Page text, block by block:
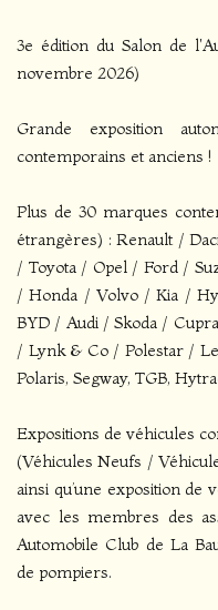
3e édition du Salon de
novembre 2026)
Grande exposition
contemporains et anciens !
Plus de 30 marques
étrangères) : Renault /
/ Toyota / Opel / Ford /
/ Honda / Volvo / Kia /
BYD / Audi / Skoda /
/ Lynk & Co / Polestar /
Polaris, Segway, TGB,
Expositions de véhicules
(Véhicules Neufs /
ainsi qu’une exposition de
avec les membres des
Automobile Club de La
de pompiers.